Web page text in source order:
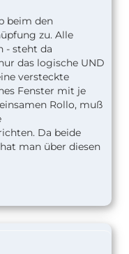
beim den
zu. Alle
- steht da
das logische UND
versteckte
Fenster mit je
Rollo, muß
Da beide
man über diesen